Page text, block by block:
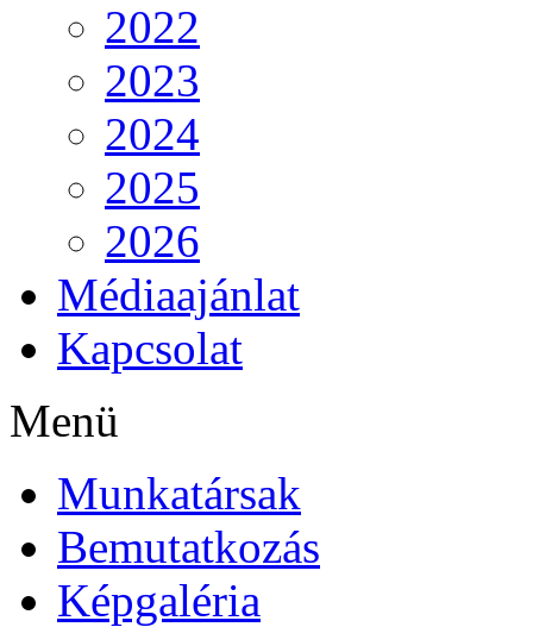
2022
2023
2024
2025
2026
Médiaajánlat
Kapcsolat
Menü
Munkatársak
Bemutatkozás
Képgaléria